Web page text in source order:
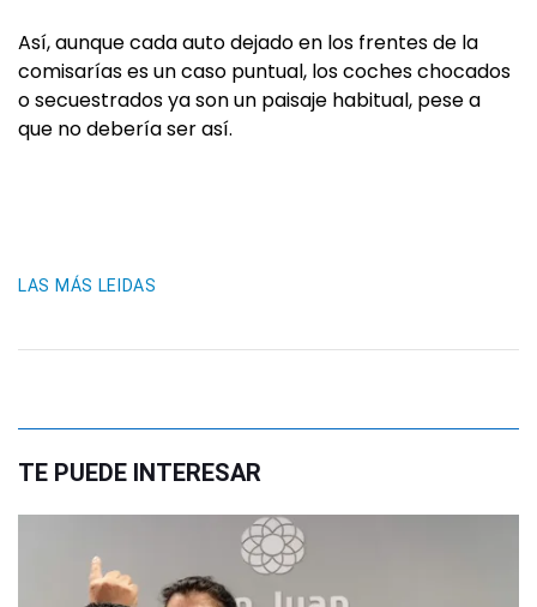
Así, aunque cada auto dejado en los frentes de la
comisarías es un caso puntual, los coches chocados
o secuestrados ya son un paisaje habitual, pese a
que no debería ser así.
LAS MÁS LEIDAS
TE PUEDE INTERESAR